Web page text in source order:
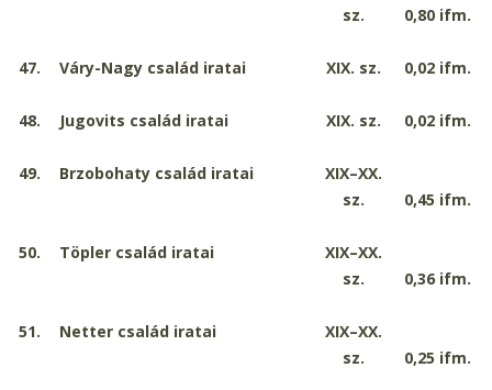
sz.
0,80 ifm.
47. Váry-Nagy család iratai XIX. sz. 0,02 ifm.
48. Jugovits család iratai XIX. sz. 0,02 ifm.
49. Brzobohaty család iratai
XIX–XX.
sz.
0,45 ifm.
50. Töpler család iratai
XIX–XX.
sz.
0,36 ifm.
51. Netter család iratai
XIX–XX.
sz.
0,25 ifm.